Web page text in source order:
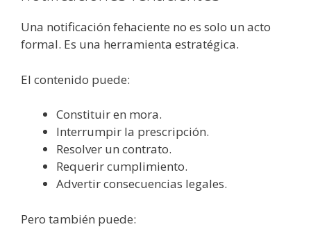
Una notificación fehaciente no es solo un acto
formal. Es una herramienta estratégica.
El contenido puede:
Constituir en mora.
Interrumpir la prescripción.
Resolver un contrato.
Requerir cumplimiento.
Advertir consecuencias legales.
Pero también puede: